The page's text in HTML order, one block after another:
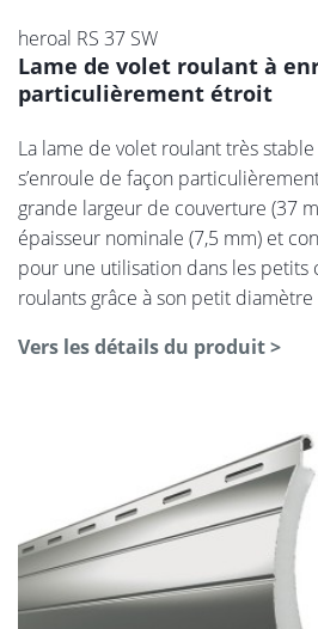
heroal RS 37 SW
Lame de volet roulant à
particulièrement étroit
La lame de volet roulant très stable
s’enroule de façon
grande largeur de couverture (37
épaisseur nominale (7,5 mm) et
pour une utilisation dans les petits
roulants grâce à son petit diamètre
Vers les détails du produit >